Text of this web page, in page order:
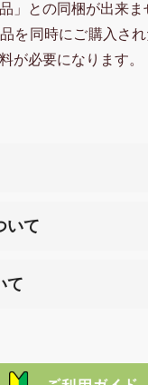
」との同梱が出来ま
を同時にご購入さ
が必要になります。
注文受付後）、 長
れた商品の送料は、
いて
事故などで不都合
します。）
て
らの ご入金を確認し